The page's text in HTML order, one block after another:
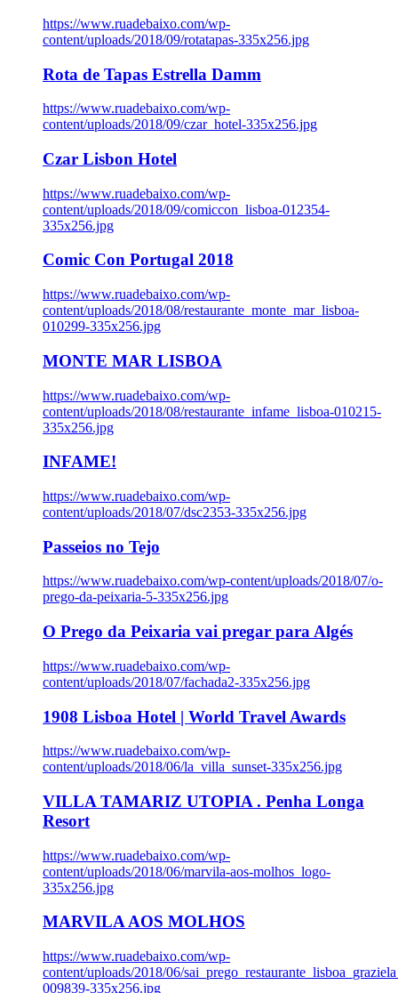
https://www.ruadebaixo.com/wp-
content/uploads/2018/09/rotatapas-335x256.jpg
Rota de Tapas Estrella Damm
https://www.ruadebaixo.com/wp-
content/uploads/2018/09/czar_hotel-335x256.jpg
Czar Lisbon Hotel
https://www.ruadebaixo.com/wp-
content/uploads/2018/09/comiccon_lisboa-012354-
335x256.jpg
Comic Con Portugal 2018
https://www.ruadebaixo.com/wp-
content/uploads/2018/08/restaurante_monte_mar_lisboa-
010299-335x256.jpg
MONTE MAR LISBOA
https://www.ruadebaixo.com/wp-
content/uploads/2018/08/restaurante_infame_lisboa-010215-
335x256.jpg
INFAME!
https://www.ruadebaixo.com/wp-
content/uploads/2018/07/dsc2353-335x256.jpg
Passeios no Tejo
https://www.ruadebaixo.com/wp-content/uploads/2018/07/o-
prego-da-peixaria-5-335x256.jpg
O Prego da Peixaria vai pregar para Algés
https://www.ruadebaixo.com/wp-
content/uploads/2018/07/fachada2-335x256.jpg
1908 Lisboa Hotel | World Travel Awards
https://www.ruadebaixo.com/wp-
content/uploads/2018/06/la_villa_sunset-335x256.jpg
VILLA TAMARIZ UTOPIA . Penha Longa
Resort
https://www.ruadebaixo.com/wp-
content/uploads/2018/06/marvila-aos-molhos_logo-
335x256.jpg
MARVILA AOS MOLHOS
https://www.ruadebaixo.com/wp-
content/uploads/2018/06/
009839-335x256.jpg